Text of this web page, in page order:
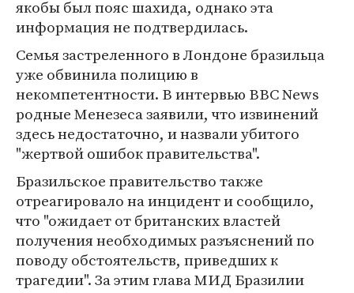
якобы был пояс шахида, однако эта
информация не подтвердилась.
Семья застреленного в Лондоне бразильца
уже обвинила полицию в
некомпетентности. В интервью BBC News
родные Менезеса заявили, что извинений
здесь недостаточно, и назвали убитого
"жертвой ошибок правительства".
Бразильское правительство также
отреагировало на инцидент и сообщило,
что "ожидает от британских властей
получения необходимых разъяснений по
поводу обстоятельств, приведших к
трагедии". За этим глава МИД Бразилии